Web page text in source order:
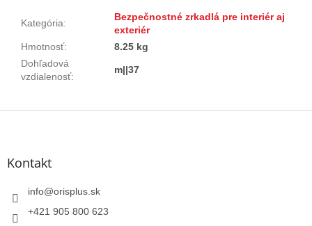
Kategória:
Bezpečnostné zrkadlá pre interiér aj
exteriér
Hmotnosť:
8.25 kg
Dohľadová
vzdialenosť:
m||37
Z
Kontakt
info@orisplus.sk
+421 905 800 623